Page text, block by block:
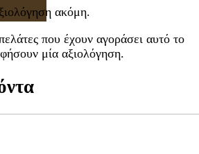
ακόμη.
που έχουν αγοράσει αυτό το
μία αξιολόγηση.